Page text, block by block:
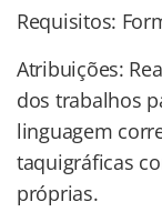
Requisitos:
Atribuições:
dos trabalhos
linguagem
taquigráficas
próprias.